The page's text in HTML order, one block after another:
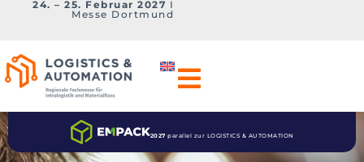
24. – 25. Februar 2027 I
Messe Dortmund
2027 parallel zur LOGISTICS & AUTOMATION